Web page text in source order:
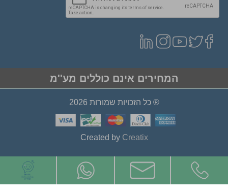
המחירים אינם כוללים מע''מ
® כל הזכויות שמורות 2026
Created by Creatix